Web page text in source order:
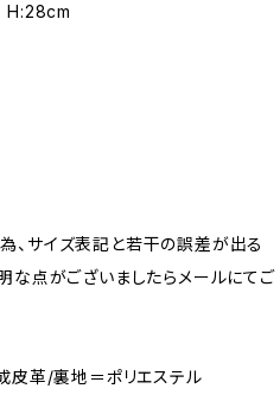
H:28cm
、サイズ表記と若干の誤差が出る
な点がございましたらメールにてご
皮革/裏地＝ポリエステル